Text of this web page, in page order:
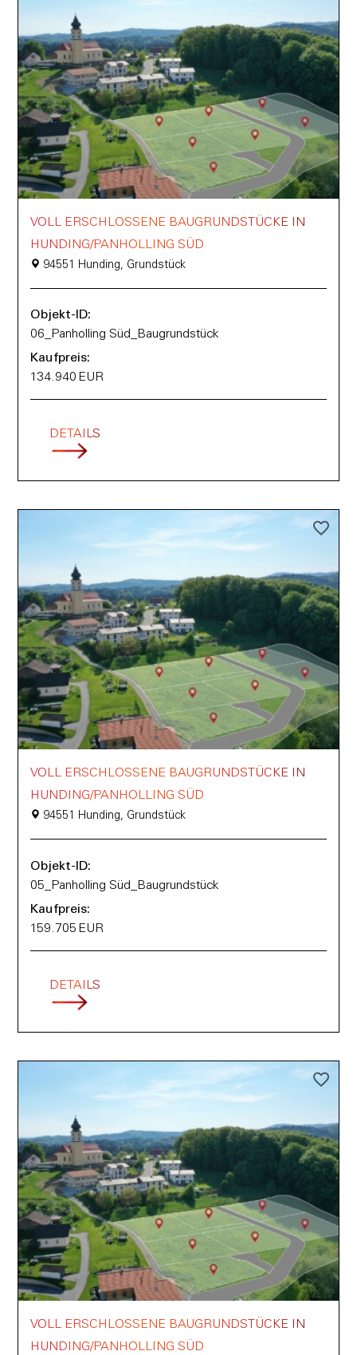
VOLL ERSCHLOSSENE BAUGRUNDSTÜCKE IN
HUNDING/PANHOLLING SÜD
94551 Hunding, Grundstück
Objekt-ID:
06_Panholling Süd_Baugrundstück
Kaufpreis:
134.940 EUR
DETAILS
VOLL ERSCHLOSSENE BAUGRUNDSTÜCKE IN
HUNDING/PANHOLLING SÜD
94551 Hunding, Grundstück
Objekt-ID:
05_Panholling Süd_Baugrundstück
Kaufpreis:
159.705 EUR
DETAILS
VOLL ERSCHLOSSENE BAUGRUNDSTÜCKE IN
HUNDING/PANHOLLING SÜD